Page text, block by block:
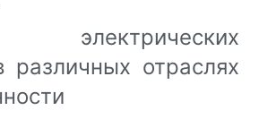
электрических
различных отраслях